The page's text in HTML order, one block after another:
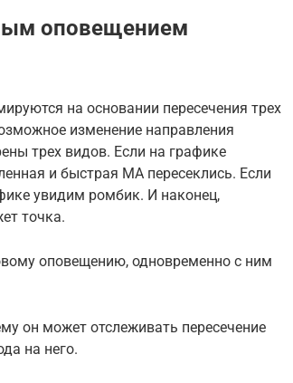
оповещением
на основании пересечения трех
изменение направления
трех видов. Если на графике
и быстрая МА пересеклись. Если
увидим ромбик. И наконец,
точка.
оповещению, одновременно с ним
он может отслеживать пересечение
на него.